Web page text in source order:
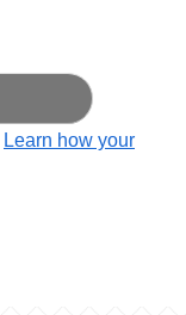
Learn how your